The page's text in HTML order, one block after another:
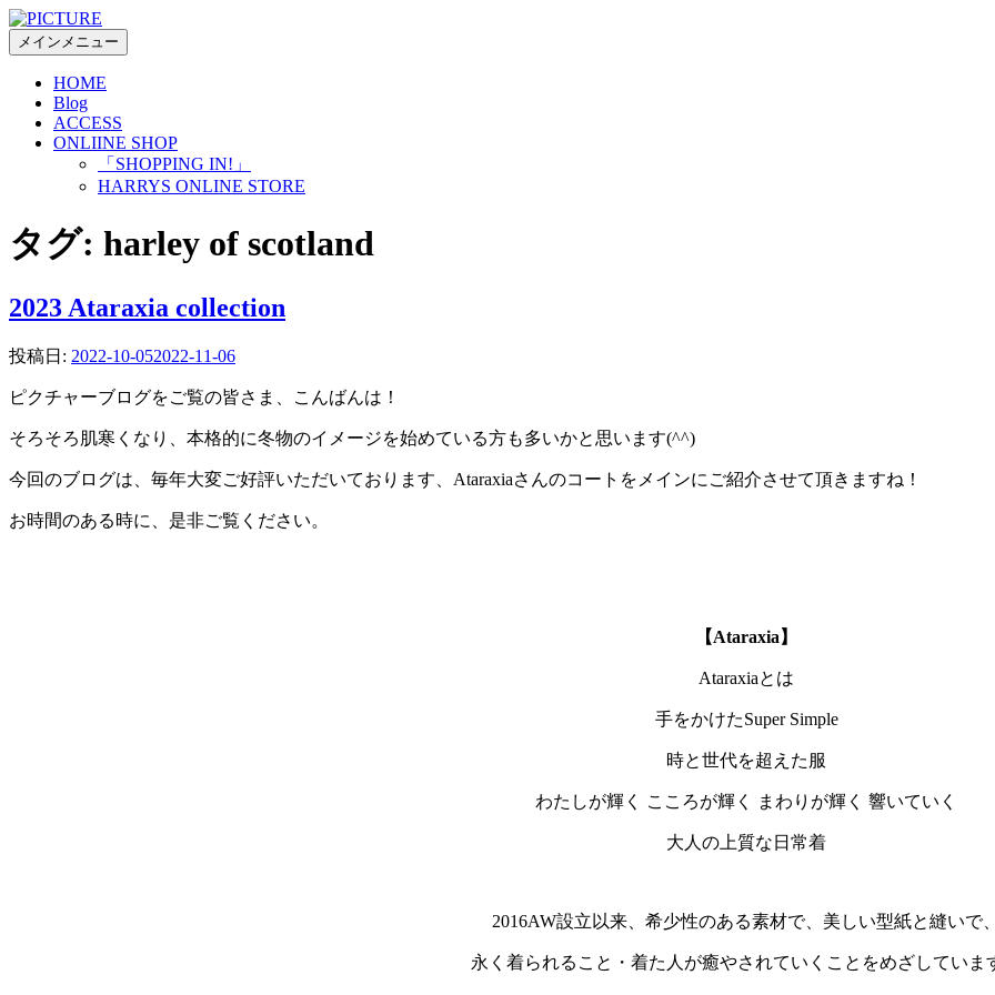
コ
ン
プ
メインメニュー
HOME
Blog
ACCESS
ONLIINE SHOP
「SHOPPING IN!」
HARRYS ONLINE STORE
タグ: harley of scotland
2023 Ataraxia collection
投稿日: 2022-10-052022-11-06
ピクチャーブログをご覧の皆さま、こんばんは！
そろそろ肌寒くなり、本格的に冬物のイメージを始めている方も多いかと思います(^^)
今回のブログは、毎年大変ご好評いただいております、Ataraxiaさんのコートをメインにご紹介させて頂きますね！
お時間のある時に、是非ご覧ください。
【Ataraxia】
Ataraxiaとは
手をかけたSuper Simple
時と世代を超えた服
わたしが輝く こころが輝く まわりが輝く 響いていく
大人の上質な日常着
2016AW設立以来、希少性のある素材で、美しい型紙と縫いで
永く着られること・着た人が癒やされていくことをめざしていま